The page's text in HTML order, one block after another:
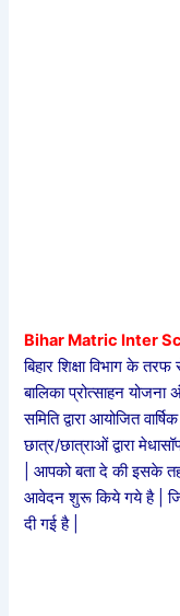
Bihar Matric Inter
बिहार शिक्षा विभाग के
बालिका प्रोत्साहन योजना
समिति द्वारा आयोजित
छात्र/छात्राओं द्वारा
| आपको बता दे की इसके
आवेदन शुरू किये गये है |
दी गई है |